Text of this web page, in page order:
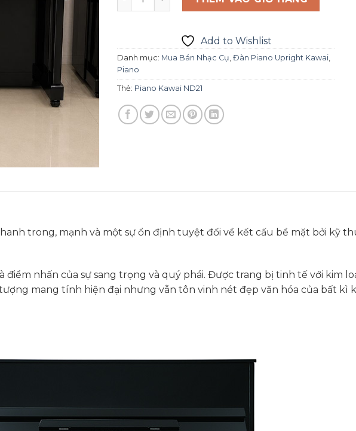
Add to Wishlist
Danh mục: Mua Bán Nhạc Cụ Đàn Piano Upright Kawai
Piano
Thẻ: Piano Kawai ND21
trong, mạnh và một sự ổn định tuyệt đối về kết cấu bề mặt bởi kỹ
điểm nhấn của sự sang trọng và quý phái. Được trang bị tinh tế với kim
mang tính hiện đại nhưng vẫn tôn vinh nét đẹp văn hóa của bất kì